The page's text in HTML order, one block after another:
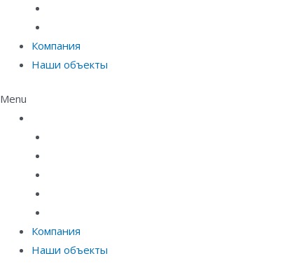
Компания
Наши объекты
Menu
Компания
Наши объекты